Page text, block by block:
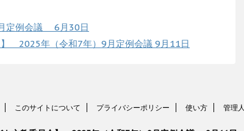
定例会議 6月30日
】 2025年（令和7年）9月定例会議 9月11日
このサイトについて プライバシーポリシー 使い方 管理